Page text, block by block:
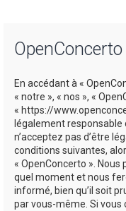
En accédant à «
« notre », « nos », «
« https://
légalement responsable
n’acceptez pas d’être
conditions suivantes,
« OpenConcerto ». Nous
quel moment et nous
informé, bien qu’il soit
par vous-même. Si vous